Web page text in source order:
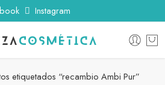
Instagram
etiquetados “recambio Ambi Pur”